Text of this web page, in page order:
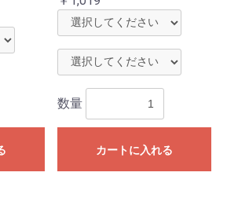
数量
カートに入れる